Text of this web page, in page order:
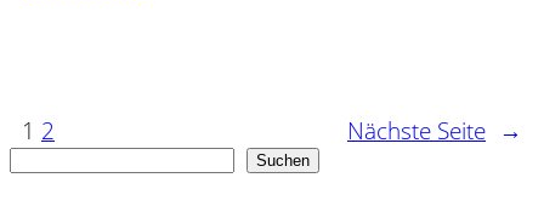
1 2 Nächste Seite →
Suchen